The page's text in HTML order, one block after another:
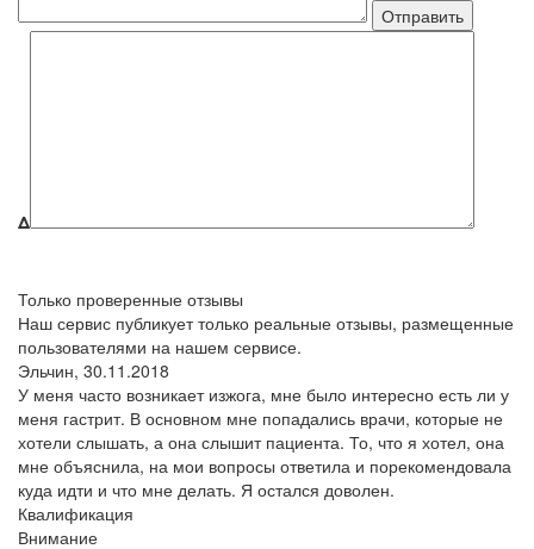
Δ
Только проверенные отзывы
Наш сервис публикует только реальные отзывы, размещенные
пользователями на нашем сервисе.
Эльчин, 30.11.2018
У меня часто возникает изжога, мне было интересно есть ли у
меня гастрит. В основном мне попадались врачи, которые не
хотели слышать, а она слышит пациента. То, что я хотел, она
мне объяснила, на мои вопросы ответила и порекомендовала
куда идти и что мне делать. Я остался доволен.
Квалификация
Внимание